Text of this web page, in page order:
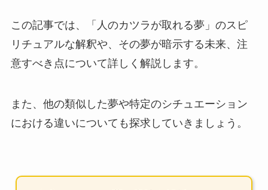
この記事では、「人のカツラが取れる夢」のスピ
リチュアルな解釈や、その夢が暗示する未来、注
意すべき点について詳しく解説します。
また、他の類似した夢や特定のシチュエーション
における違いについても探求していきましょう。